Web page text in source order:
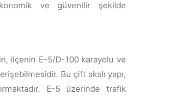
ve güvenilir şekilde
ilçenin E-5/D-100 karayolu ve
Bu çift akslı yapı,
E-5 üzerinde trafik